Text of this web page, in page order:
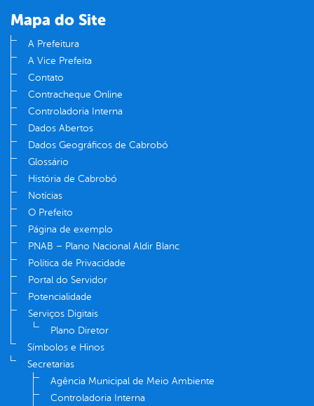
Mapa do Site
A Prefeitura
A Vice Prefeita
Contato
Contracheque Online
Controladoria Interna
Dados Abertos
Dados Geográficos de Cabrobó
Glossário
História de Cabrobó
Notícias
O Prefeito
Página de exemplo
PNAB – Plano Nacional Aldir Blanc
Política de Privacidade
Portal do Servidor
Potencialidade
Serviços Digitais
Plano Diretor
Símbolos e Hinos
Secretarias
Agência Municipal de Meio Ambiente
Controladoria Interna